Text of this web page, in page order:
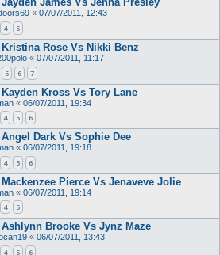
« 07/07/2011, 12:43
4 5
Kristina Rose Vs Nikki Benz
« 07/07/2011, 11:17
5 6 7
Kross Vs Tory Lane
« 06/07/2011, 19:34
4 5 6
Angel Dark Vs Sophie Dee
« 06/07/2011, 19:18
4 5 6
Mackenzee Pierce Vs Jenaveve Jolie
« 06/07/2011, 19:14
4 5
Ashlynn Brooke Vs Jynz Maze
« 06/07/2011, 13:43
4 5 6